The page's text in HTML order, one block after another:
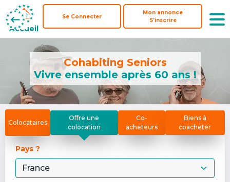
Accueil
Se Connecter
Mon annonce
S'inscrire
Accueil
Se Connecter
Mon annonce
S'inscrire
Cohabiting Seniors
Vivre ensemble après 60 ans !
Colocataires
Offre une
colocation
Co-
acheteurs
Biens à
coacheter
Pays ?